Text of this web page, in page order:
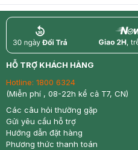
return nowfree
HỖ TRỢ KHÁCH HÀNG
Hotline: 1800 6324
(Miễn phí , 08-22h kể cả T7, CN)
Các câu hỏi thường gặp
Gửi yêu cầu hỗ trợ
Hướng dẫn đặt hàng
Phương thức thanh toán